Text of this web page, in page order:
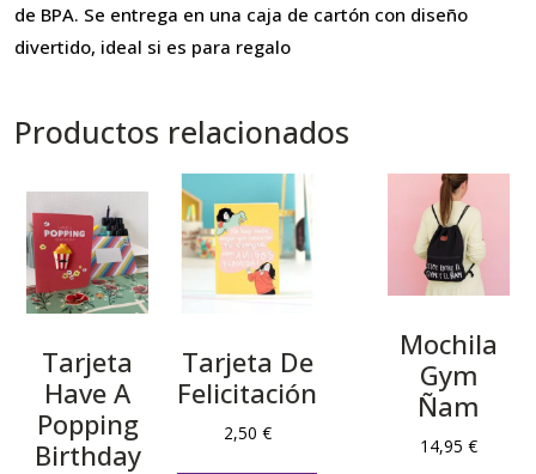
de BPA. Se entrega en una caja de cartón con diseño
divertido, ideal si es para regalo
Productos relacionados
Tarjeta
Have A
Popping
Birthday
Mochila
Gym
Ñam
14,95 €
Tarjeta De
Felicitación
2,50 €